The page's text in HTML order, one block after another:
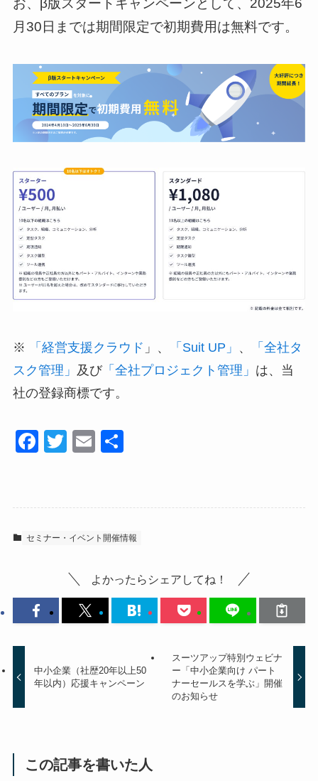
お、β版スタートキャンペーンとして、2025年6
月30日までは期間限定で初期費用は無料です。
※ 「経営支援クラウド 」、 「Suit UP」 、
「全社タ
スク管理」 及び「全社プロジェクト管理」 は、当
社の登録商標です。
F
e
b
k
T
er
E
セミナー・イベント開催情報
よかったらシェアしてね！
中小企業（社歴20年以上50
年以内）応援キャンペーン
スーツアップ特別ウェビナ
ー「中小企業向け パート
ナーセールスを学ぶ」開催
のお知らせ
この記事を書いた人